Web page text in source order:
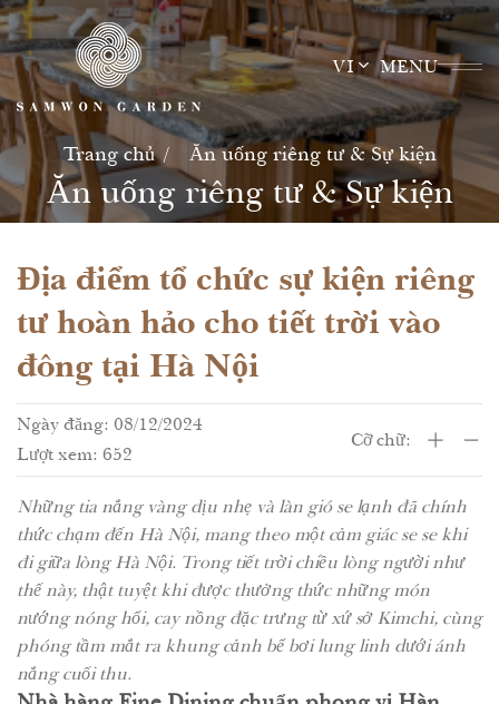
Skip
to
content
VI MENU
Trang chủ Ăn uống riêng tư & Sự kiện
Ăn uống riêng tư & Sự kiện
Địa điểm tổ chức sự kiện riêng
tư hoàn hảo cho tiết trời vào
đông tại Hà Nội
Ngày đăng: 08/12/2024
Lượt xem: 652
Cỡ chữ:
Những tia nắng vàng dịu nhẹ và làn gió se lạnh đã chính
thức chạm đến Hà Nội, mang theo một cảm giác se se khi
đi giữa lòng Hà Nội. Trong tiết trời chiều lòng người như
thế này, thật tuyệt khi được thưởng thức những món
nướng nóng hổi, cay nồng đặc trưng từ xứ sở Kimchi, cùng
phóng tầm mắt ra khung cảnh bể bơi lung linh dưới ánh
nắng cuối thu.